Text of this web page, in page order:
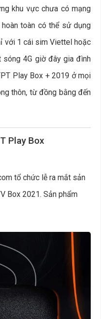
khu vực chưa có mạng
toàn có thể sử dụng
với 1 cái sim Viettel hoặc
4G giờ đây gia đình
Play Box + 2019 ở mọi
thôn, từ đồng bằng đến
Play Box
tổ chức lễ ra mắt sản
Box 2021. Sản phẩm